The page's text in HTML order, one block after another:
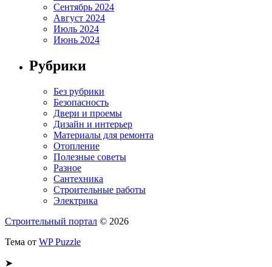
Сентябрь 2024
Август 2024
Июль 2024
Июнь 2024
Рубрики
Без рубрики
Безопасность
Двери и проемы
Дизайн и интерьер
Материалы для ремонта
Отопление
Полезные советы
Разное
Сантехника
Строительные работы
Электрика
Строительный портал © 2026
Тема от WP Puzzle
➤